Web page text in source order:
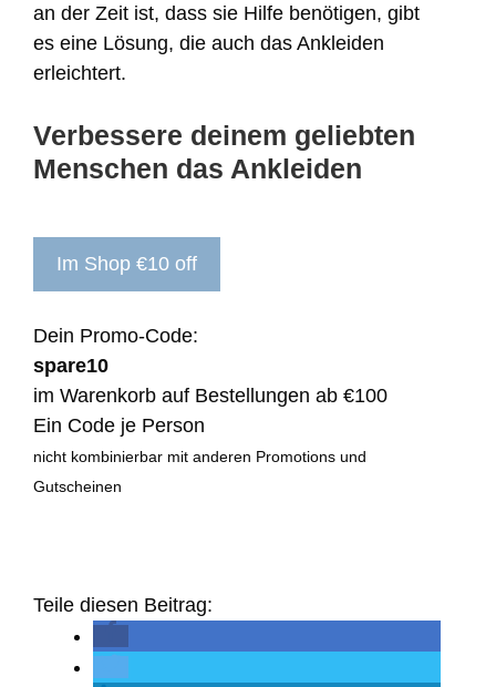
an der Zeit ist, dass sie Hilfe benötigen, gibt
es eine Lösung, die auch das Ankleiden
erleichtert.
Verbessere deinem geliebten
Menschen das Ankleiden
Im Shop €10 off
Dein Promo-Code:
spare10
im Warenkorb auf Bestellungen ab €100
Ein Code je Person
nicht kombinierbar mit anderen Promotions und
Gutscheinen
Teile diesen Beitrag: